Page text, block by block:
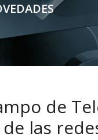
de
las